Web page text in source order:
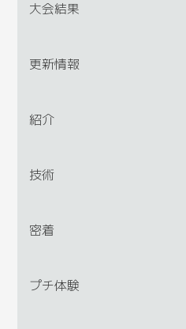
大会結果
更新情報
紹介
技術
密着
プチ体験